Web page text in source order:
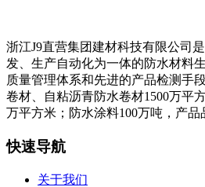
浙江J9直营集团建材科技有限公司
发、生产自动化为一体的防水材料
质量管理体系和先进的产品检测手
卷材、自粘沥青防水卷材1500万平
万平方米；防水涂料100万吨，产品
快速导航
关于我们